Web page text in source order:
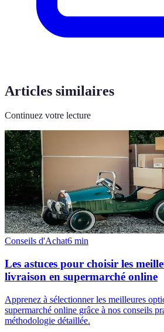
Articles similaires
Continuez votre lecture
Conseils d'Achat6 min
Les astuces pour choisir les
livraison en supermarché online
Apprenez à sélectionner les meilleures
supermarché online grâce à nos conseils
méthodologie détaillée.